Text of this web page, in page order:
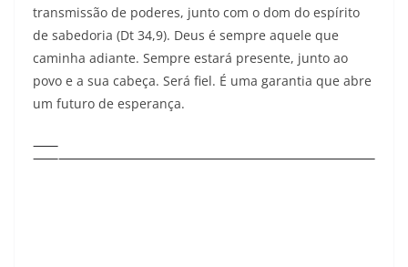
transmissão de poderes, junto com o dom do espírito
de sabedoria (Dt 34,9). Deus é sempre aquele que
caminha adiante. Sempre estará presente, junto ao
povo e a sua cabeça. Será fiel. É uma garantia que abre
um futuro de esperança.